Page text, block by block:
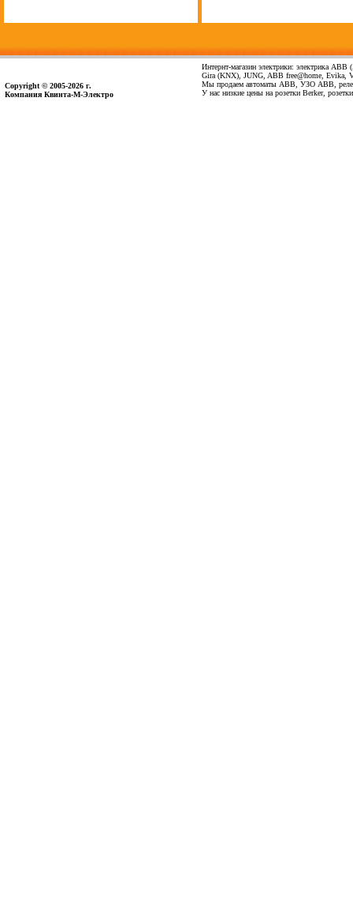
Copyright © 2005-2026 г.
Компания Квинта-М-Электро
Интернт-магазин электрики: электрика
Gira (KNX), JUNG, ABB free@home, Evika,
Мы продаем автоматы ABB, УЗО ABB, реле
У нас низкие цены на розетки Berker,